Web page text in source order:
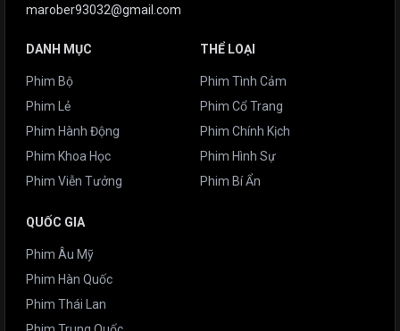
marober93032@gmail.com
DANH MỤC
Phim Bộ
Phim Lẻ
Phim Hành Động
Phim Khoa Học
Phim Viễn Tưởng
THỂ LOẠI
Phim Tình Cảm
Phim Cổ Trang
Phim Chính Kịch
Phim Hình Sự
Phim Bí Ẩn
QUỐC GIA
Phim Âu Mỹ
Phim Hàn Quốc
Phim Thái Lan